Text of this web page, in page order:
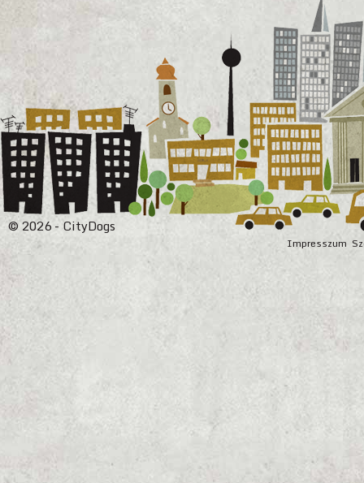
Impresszum
© 2026 - CityDogs